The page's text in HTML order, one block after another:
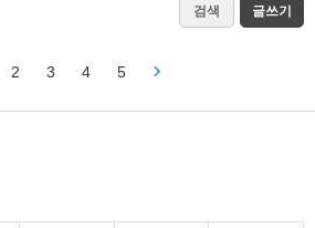
검색 글쓰기
2 3 4 5